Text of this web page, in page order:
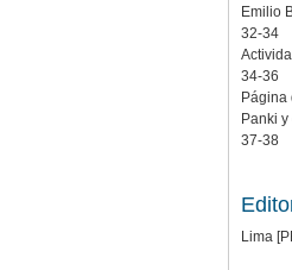
Emilio
32-34
34-36
Página
Panki
37-38
Lima